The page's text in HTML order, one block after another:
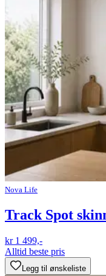
Nova Life
Track Spot
kr 1 499,-
Alltid beste pris
Legg til ønskeliste